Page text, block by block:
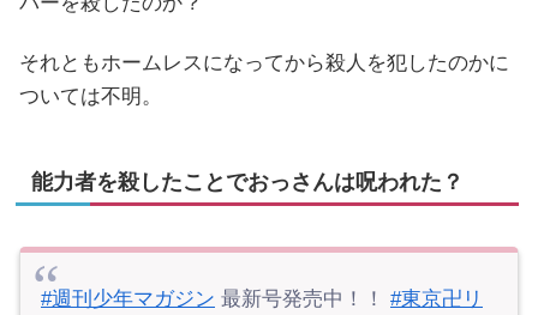
それともホームレスになってから殺人を犯したのかに
ついては不明。
能力者を殺したことでおっさんは呪われた？
#週刊少年マガジン 最新号発売中！！ #東京卍リ